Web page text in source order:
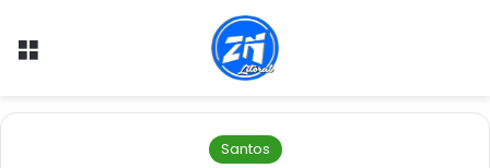
Menu
Santos